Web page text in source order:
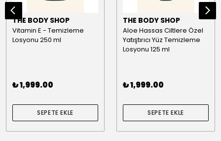
THE BODY SHOP
Vitamin E - Temizleme
Losyonu 250 ml
₺ 1,999.00
SEPETE EKLE
THE BODY SHOP
Aloe Hassas Ciltlere Özel
Yatıştırıcı Yüz Temizleme
Losyonu 125 ml
₺ 1,999.00
SEPETE EKLE